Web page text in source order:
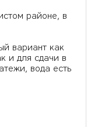
районе, в
вариант как
и для сдачи в
вода есть